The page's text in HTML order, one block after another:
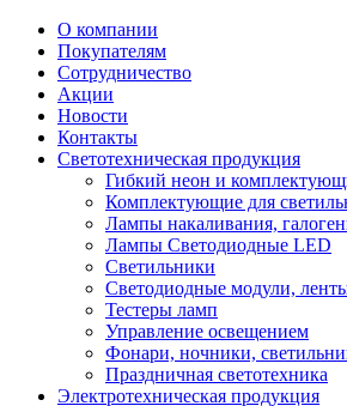
О компании
Покупателям
Сотрудничество
Акции
Новости
Контакты
Светотехническая продукция
Гибкий неон и
Комплектующие для
Лампы накаливания,
Лампы Светодиодные LED
Светильники
Светодиодные модули,
Тестеры ламп
Управление освещением
Фонари, ночники,
Праздничная светотехника
Электротехническая продукция